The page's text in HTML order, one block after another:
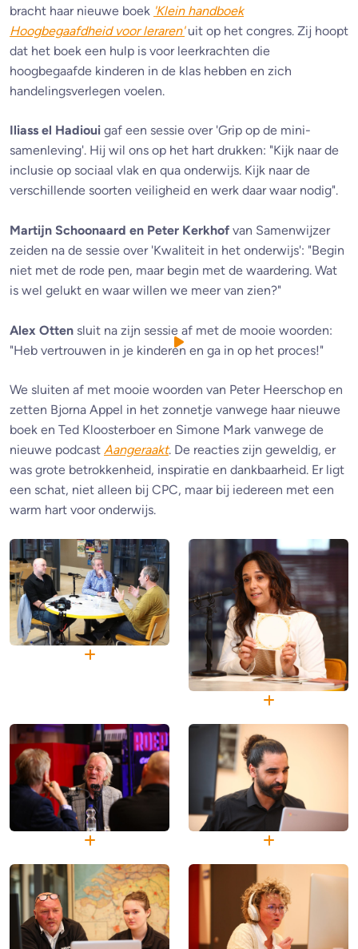
bracht haar nieuwe boek 'Klein handboek
Hoogbegaafdheid voor leraren'uit op het congres. Zij hoopt
dat het boek een hulp is voor leerkrachten die
hoogbegaafde kinderen in de klas hebben en zich
handelingsverlegen voelen.
Iliass el Hadioui gaf een sessie over 'Grip op de mini-
samenleving'. Hij wil ons op het hart drukken: "Kijk naar de
inclusie op sociaal vlak en qua onderwijs. Kijk naar de
verschillende soorten veiligheid en werk daar waar nodig".
Martijn Schoonaard en Peter Kerkhof van Samenwijzer
zeiden na de sessie over 'Kwaliteit in het onderwijs': "Begin
niet met de rode pen, maar begin met de waardering. Wat
is wel gelukt en waar willen we meer van zien?"
Alex Otten sluit na zijn sessie af met de mooie woorden:
"Heb vertrouwen in je kinderen en ga in op het proces!"
We sluiten af met mooie woorden van Peter Heerschop en
zetten Bjorna Appel in het zonnetje vanwege haar nieuwe
boek en Ted Kloosterboer en Simone Mark vanwege de
nieuwe podcast Aangeraakt. De reacties zijn geweldig, er
was grote betrokkenheid, inspiratie en dankbaarheid. Er ligt
een schat, niet alleen bij CPC, maar bij iedereen met een
warm hart voor onderwijs.